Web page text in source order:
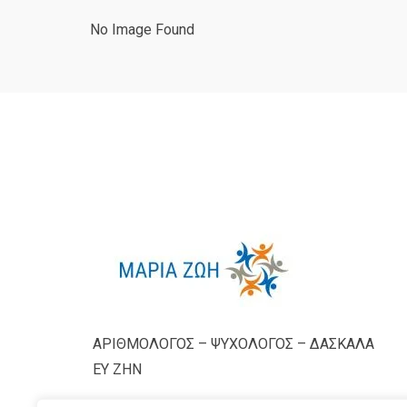
No Image Found
ΑΡΙΘΜΟΛΟΓΟΣ – ΨΥΧΟΛΟΓΟΣ – ΔΑΣΚΑΛΑ
ΕΥ ΖΗΝ